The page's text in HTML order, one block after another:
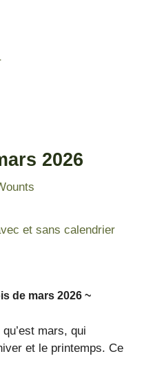
2026
de mars 2026 ~
mars, qui
et le printemps. Ce